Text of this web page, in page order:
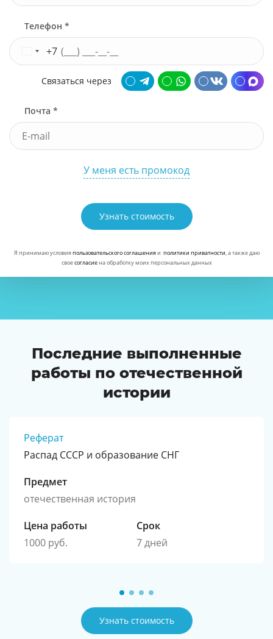
Телефон *
+7
Связаться через
Почта *
У меня есть промокод
Узнать стоимость
Я принимаю условияпользовательского соглашенияи политики приватности, а также даю
своесогласиена обработку моих персональных данных
Последние выполненные
работы по отечественной
истории
Реферат
Распад СССР и образование СНГ
Предмет
отечественная история
Цена работы
1000 руб.
Срок
7 дней
Узнать стоимость